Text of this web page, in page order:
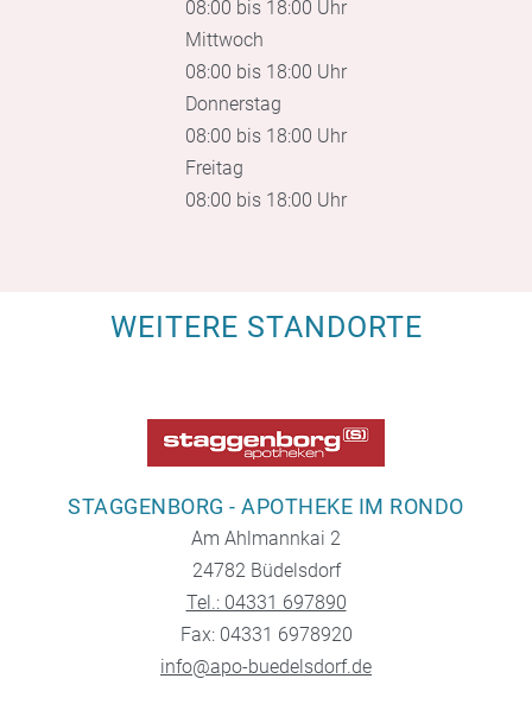
08:00 bis 18:00 Uhr
Mittwoch
08:00 bis 18:00 Uhr
Donnerstag
08:00 bis 18:00 Uhr
Freitag
08:00 bis 18:00 Uhr
WEITERE STANDORTE
STAGGENBORG - APOTHEKE IM RONDO
Am Ahlmannkai 2
24782 Büdelsdorf
Tel.: 04331 697890
Fax: 04331 6978920
info@apo-buedelsdorf.de